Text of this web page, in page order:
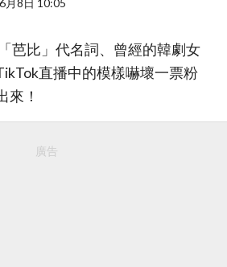
芭比」代名詞、曾經的韓劇女
直播中的模樣嚇壞一票粉
來！
廣告